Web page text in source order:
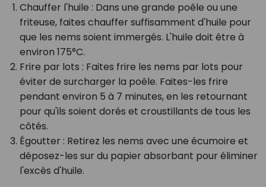
Chauffer l'huile : Dans une grande poêle ou une
friteuse, faites chauffer suffisamment d'huile pour
que les nems soient immergés. L'huile doit être à
environ 175°C.
Frire par lots : Faites frire les nems par lots pour
éviter de surcharger la poêle. Faites-les frire
pendant environ 5 à 7 minutes, en les retournant
pour qu'ils soient dorés et croustillants de tous les
côtés.
Égoutter : Retirez les nems avec une écumoire et
déposez-les sur du papier absorbant pour éliminer
l'excès d'huile.